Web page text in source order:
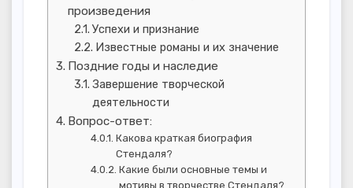
произведения
Успехи и признание
Известные романы и их значение
Поздние годы и наследие
Завершение творческой
деятельности
Вопрос-ответ:
Какова краткая биография
Стендаля?
Какие были основные темы и
мотивы в творчестве Стендаля?